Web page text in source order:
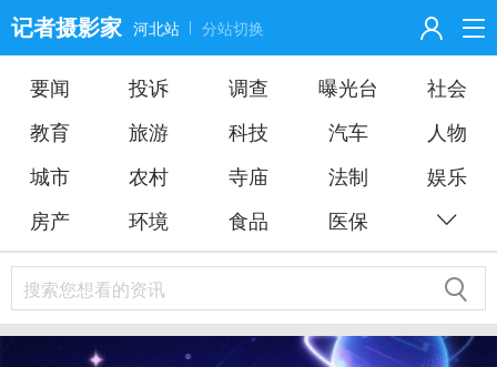
记者摄影家 河北站 分站切换
个
人
心
要闻 投诉 调查 曝光台
社会
教育
旅游 科技 汽车
人物
城市
农村 寺庙 法制
娱乐
房产
环境 食品 医保